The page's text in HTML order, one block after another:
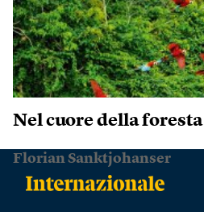
Nel cuore della foresta
Florian Sanktjohanser